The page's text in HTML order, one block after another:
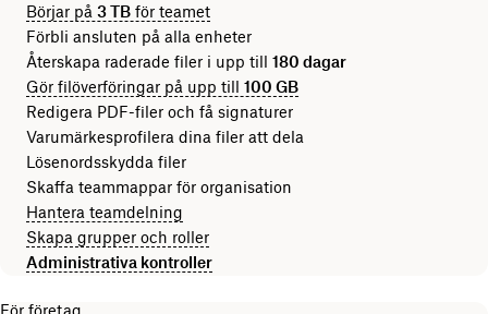
Börjar på 3 TB för teamet
Förbli ansluten på alla enheter
Återskapa raderade filer i upp till 180 dagar
Gör filöverföringar på upp till 100 GB
Redigera PDF-filer och få signaturer
Varumärkesprofilera dina filer att dela
Lösenordsskydda filer
Skaffa teammappar för organisation
Hantera teamdelning
Skapa grupper och roller
Administrativa kontroller
För företag